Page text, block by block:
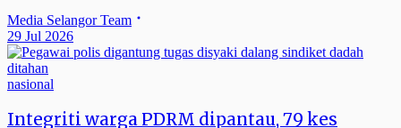
Media Selangor Team
29 Jul 2026
nasional
Integriti warga PDRM dipantau, 79 kes